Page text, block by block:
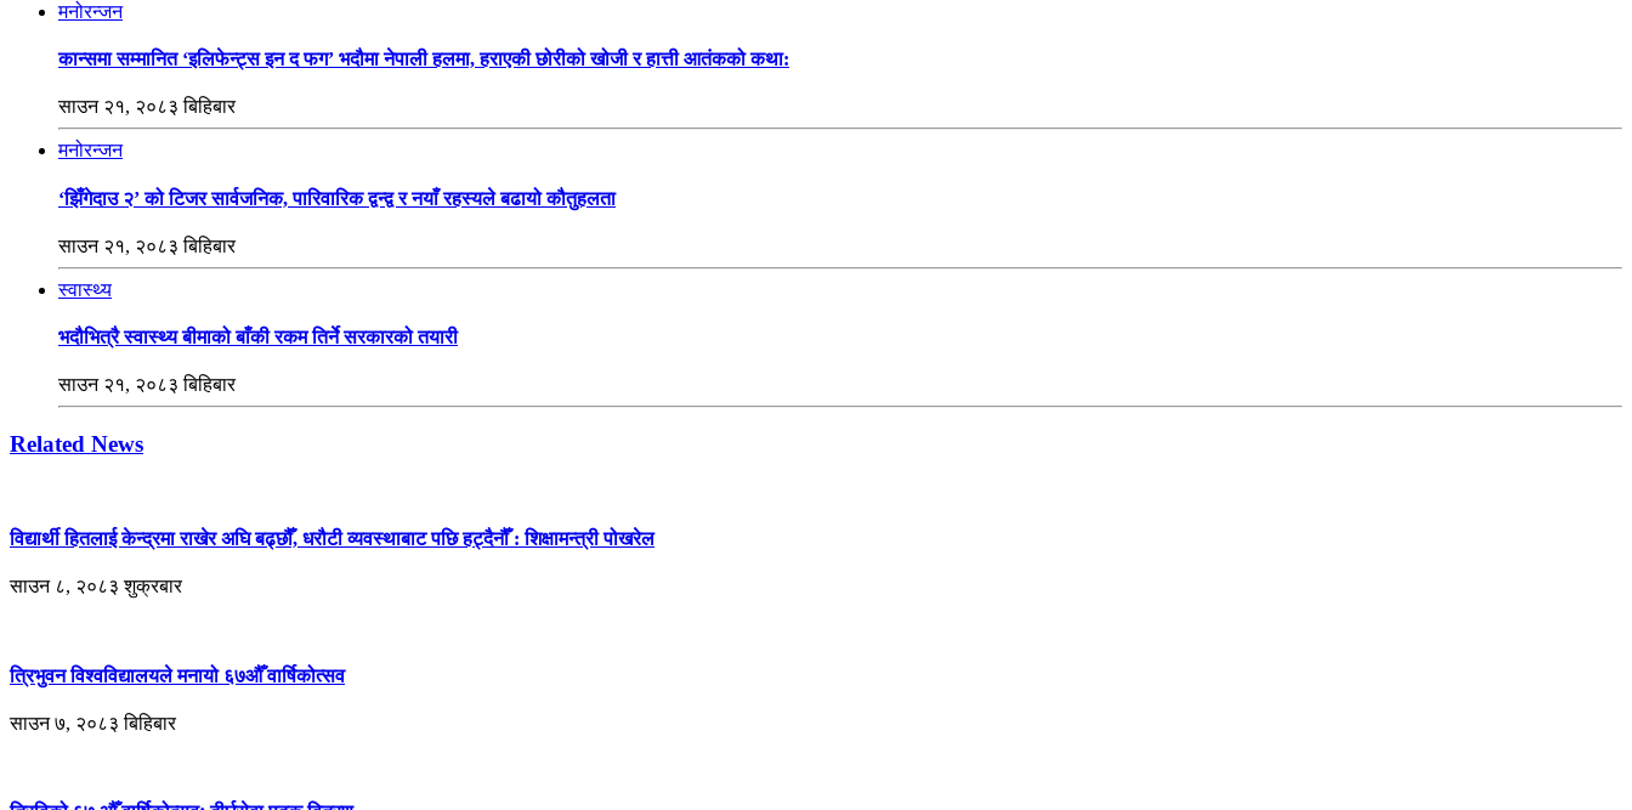
मनोरन्जन
कान्समा सम्मानित ‘इलिफेन्ट्स इन द फग’ भदौमा नेपाली हलमा, हराएकी छोरीको खोजी र हात्ती आतंकको कथा:
साउन २१, २०८३ बिहिबार
मनोरन्जन
‘झिँगेदाउ २’ को टिजर सार्वजनिक, पारिवारिक द्वन्द्व र नयाँ रहस्यले बढायो कौतुहलता
साउन २१, २०८३ बिहिबार
स्वास्थ्य
भदौभित्रै स्वास्थ्य बीमाको बाँकी रकम तिर्ने सरकारको तयारी
साउन २१, २०८३ बिहिबार
Related News
विद्यार्थी हितलाई केन्द्रमा राखेर अघि बढ्छौँ, धरौटी व्यवस्थाबाट पछि हट्दैनौँ : शिक्षामन्त्री पोखरेल
साउन ८, २०८३ शुक्रबार
त्रिभुवन विश्वविद्यालयले मनायो ६७औँ वार्षिकोत्सव
साउन ७, २०८३ बिहिबार